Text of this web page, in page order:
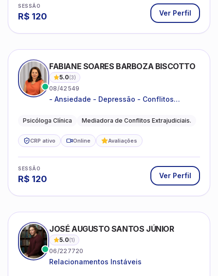
SESSÃO
R$ 120 Ver Perfil
FABIANE SOARES BARBOZA BISCOTTO
5.0(3)
08/42549
- Ansiedade - Depressão - Conflitos
relacionamentos - Autoestima -
Psicóloga Clínica Mediadora de Conflitos Extrajudiciais.
CRP ativo Online Avaliações
SESSÃO
R$ 120 Ver Perfil
JOSÉ AUGUSTO SANTOS JÚNIOR
5.0(1)
06/227720
Relacionamentos Instáveis